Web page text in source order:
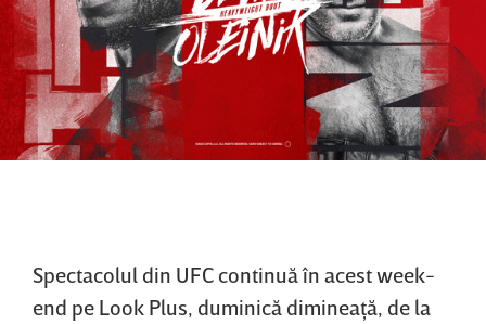
Spectacolul din UFC continuă în acest week-
end pe Look Plus, duminică dimineaţă, de la